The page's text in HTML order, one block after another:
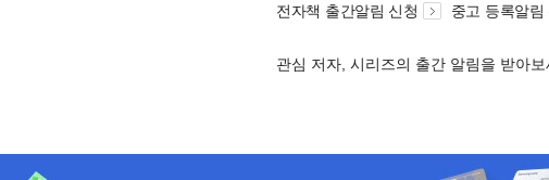
전자책 출간알림 신청 중고 등록알림
관심 저자, 시리즈의 출간 알림을 받아보